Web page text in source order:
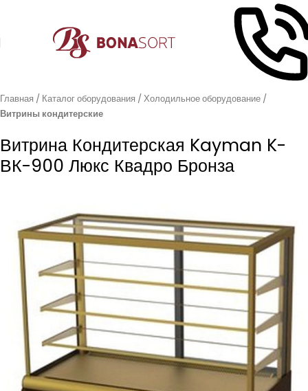
Главная Каталог оборудования
Холодильное оборудование
Витрины кондитерские
Витрина Кондитерская Kayman K-
ВК-900 Люкс Квадро Бронза